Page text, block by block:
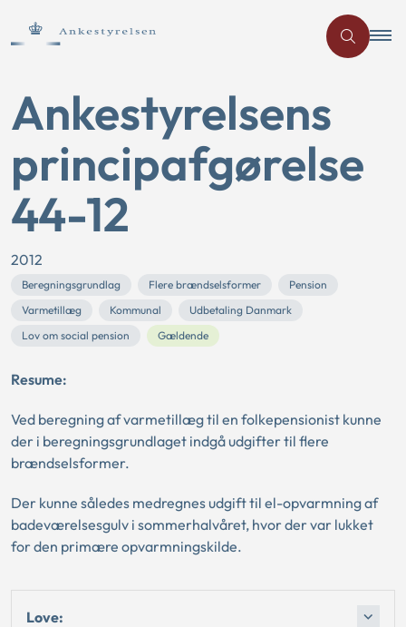
Ankestyrelsens
principafgørelse
44-12
2012
Beregningsgrundlag Flere brændselsformer
Pension
Varmetillæg
Kommunal
Udbetaling Danmark
Lov om social pension
Gældende
Resume:
Ved beregning af varmetillæg til en folkepensionist kunne
der i beregningsgrundlaget indgå udgifter til flere
brændselsformer.
Der kunne således medregnes udgift til el-opvarmning af
badeværelsesgulv i sommerhalvåret, hvor der var lukket
for den primære opvarmningskilde.
Love: